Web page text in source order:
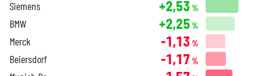
Siemens +2,53 %
BMW +2,25 %
Merck -1,13 %
Beiersdorf -1,17 %